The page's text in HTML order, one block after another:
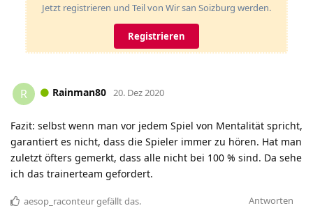
Jetzt registrieren und Teil von Wir san Soizburg werden.
Registrieren
R Rainman80 20. Dez 2020
Fazit: selbst wenn man vor jedem Spiel von Mentalität spricht,
garantiert es nicht, dass die Spieler immer zu hören. Hat man
zuletzt öfters gemerkt, dass alle nicht bei 100 % sind. Da sehe
ich das trainerteam gefordert.
Antworten
aesop_raconteurgefällt das.